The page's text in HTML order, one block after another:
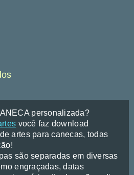
personalizada?
você faz download
artes para canecas, todas
são separadas em diversas
engraçadas, datas